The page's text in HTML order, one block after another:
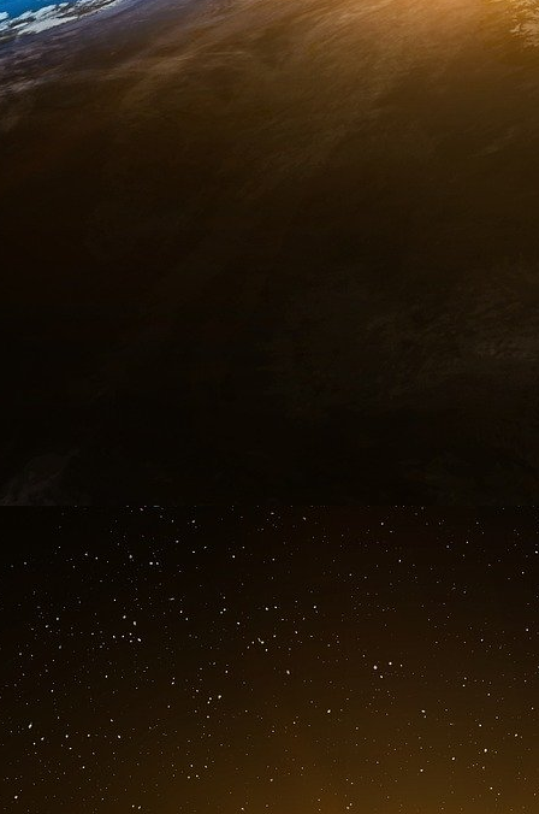
C’est le Commissariat Général à l’Egalité
d’accessibilité aux services, dont les
Une association peut contractualiser avec la
de labellisation auprès du Préfet . »
Ainsi derrière le prétexte d’améliorer
territoire national grâce au numérique, se
« Les Maisons de services au public » sont
démolition du service et de l’emploi publics
Gauche.